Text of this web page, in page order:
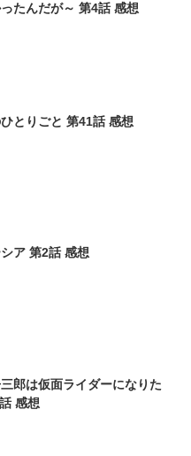
たんだが～ 第4話 感想
とりごと 第41話 感想
ア 第2話 感想
郎は仮面ライダーになりた
感想